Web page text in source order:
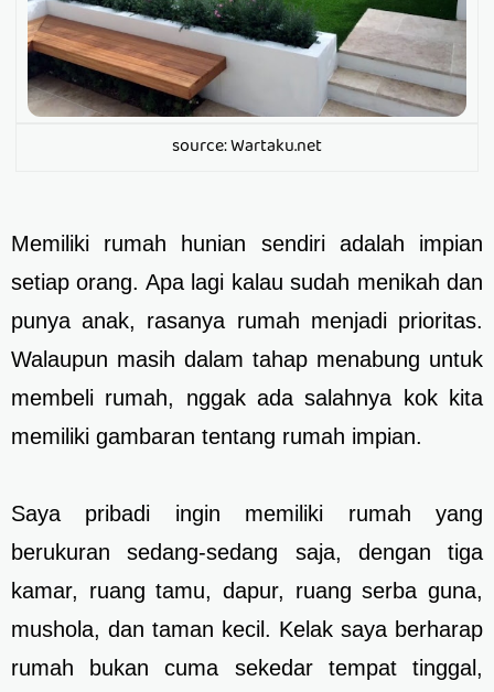
source: Wartaku.net
Memiliki rumah hunian sendiri adalah impian
setiap orang. Apa lagi kalau sudah menikah dan
punya anak, rasanya rumah menjadi prioritas.
Walaupun masih dalam tahap menabung untuk
membeli rumah, nggak ada salahnya kok kita
memiliki gambaran tentang rumah impian.
Saya pribadi ingin memiliki rumah yang
berukuran sedang-sedang saja, dengan tiga
kamar, ruang tamu, dapur, ruang serba guna,
mushola, dan taman kecil. Kelak saya berharap
rumah bukan cuma sekedar tempat tinggal,